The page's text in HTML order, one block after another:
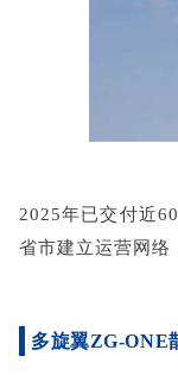
2025年已交付近
省市建立运营网络
多旋翼ZG-ONE